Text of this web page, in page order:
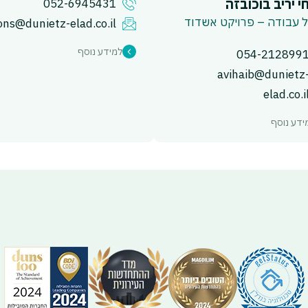
יריב בוכובזה
עבודה – פרויקט אשדוד
054-2128991
avihaib@dunietz-
נוסף
052-6945431
elad.co.il
למידע נוסף